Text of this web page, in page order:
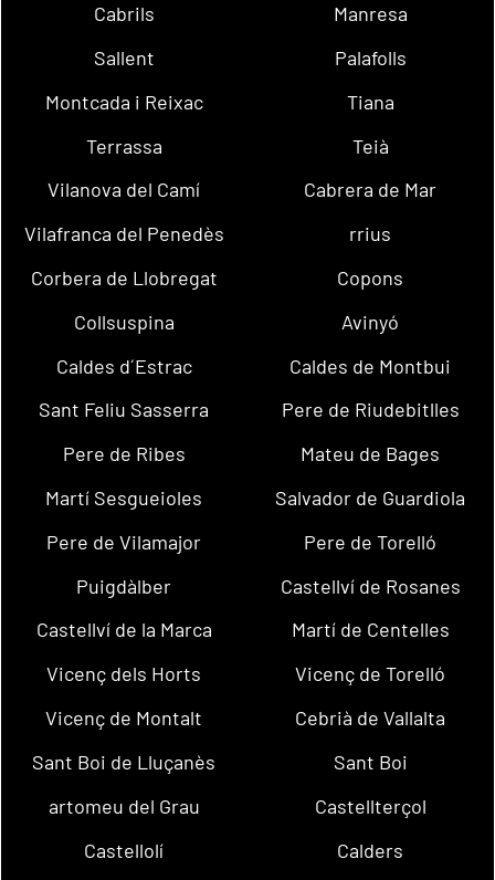
Cabrils
Manresa
Sallent
Palafolls
Montcada i Reixac
Tiana
Terrassa
Teià
Vilanova del Camí
Cabrera de Mar
Vilafranca del Penedès
rrius
Corbera de Llobregat
Copons
Collsuspina
Avinyó
Caldes d´Estrac
Caldes de Montbui
Sant Feliu Sasserra
Pere de Riudebitlles
Pere de Ribes
Mateu de Bages
Martí Sesgueioles
Salvador de Guardiola
Pere de Vilamajor
Pere de Torelló
Puigdàlber
Castellví de Rosanes
Castellví de la Marca
Martí de Centelles
Vicenç dels Horts
Vicenç de Torelló
Vicenç de Montalt
Cebrià de Vallalta
Sant Boi de Lluçanès
Sant Boi
artomeu del Grau
Castellterçol
Castellolí
Calders